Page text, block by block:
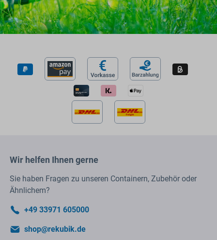
Wir helfen Ihnen gerne
Sie haben Fragen zu unseren Containern, Zubehör oder
Ähnlichem?
+49 33971 605000
shop@rekubik.de